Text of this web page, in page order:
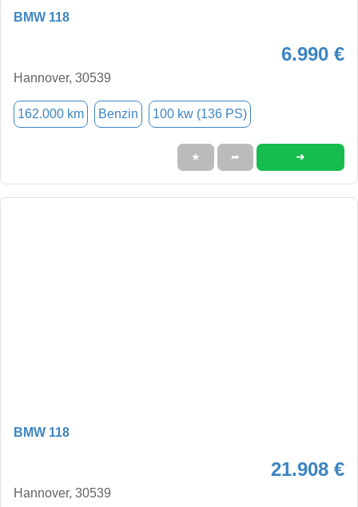
BMW 118
6.990 €
Hannover, 30539
162.000 km Benzin 100 kw (136 PS)
★ ➦ ➜
BMW 118
21.908 €
Hannover, 30539